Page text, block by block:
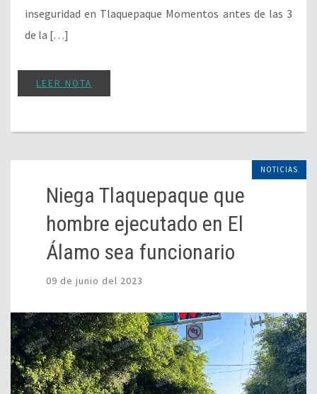
inseguridad en Tlaquepaque Momentos antes de las 3
de la […]
LEER NOTA
NOTICIAS
Niega Tlaquepaque que
hombre ejecutado en El
Álamo sea funcionario
09 de junio del 2023